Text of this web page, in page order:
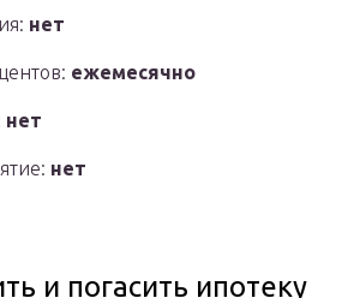
нет
ежемесячно
нет
нет
и погасить ипотеку